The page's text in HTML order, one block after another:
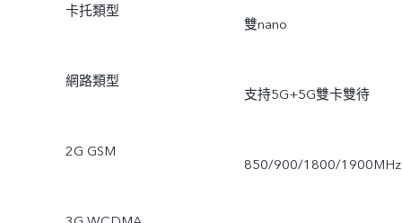
卡托類型
雙nano
網路類型
支持5G+5G雙卡雙待
2G GSM
850/900/1800/1900MHz